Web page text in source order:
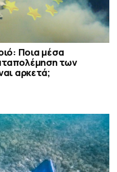
Ποια μέσα
των
αρκετά;